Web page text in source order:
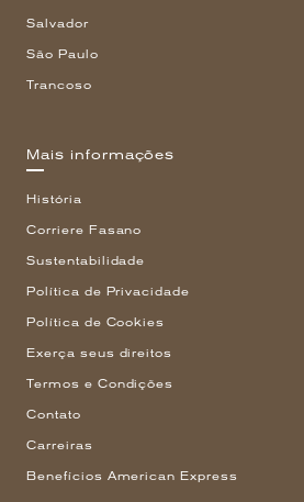
Salvador
São Paulo
Trancoso
Mais informações
História
Corriere Fasano
Sustentabilidade
Política de Privacidade
Política de Cookies
Exerça seus direitos
Termos e Condições
Contato
Carreiras
Benefícios American Express